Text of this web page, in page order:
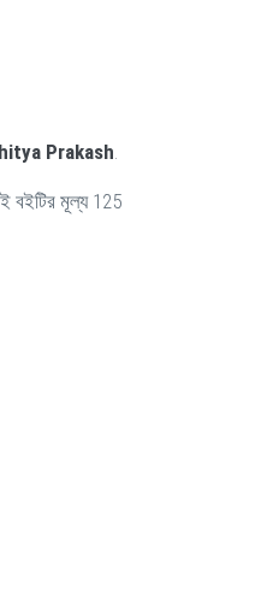
Prakash.
বইটির মূল্য 125